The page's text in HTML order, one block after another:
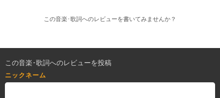
この音楽･歌詞へのレビューを書いてみませんか？
この音楽･歌詞へのレビューを投稿
ニックネーム